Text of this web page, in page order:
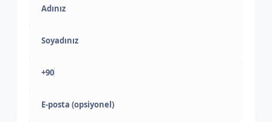
+90
E-posta (opsiyonel)